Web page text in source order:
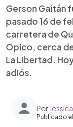
Gerson Gaitán
pasado 16 de
carretera de
Opico, cerca
La Libertad.
adiós.
Por
Publicado